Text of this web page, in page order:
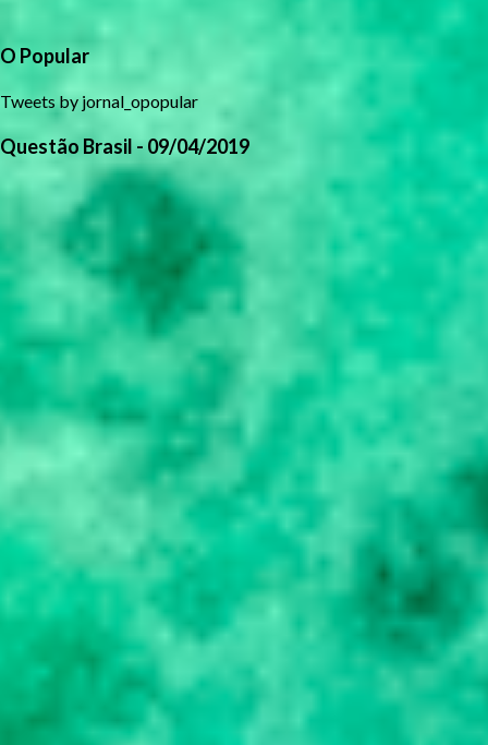
O Popular
Tweets by jornal_opopular
Questão Brasil - 09/04/2019